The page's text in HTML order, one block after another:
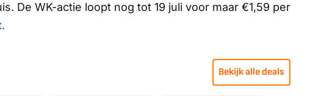
De WK-actie loopt nog tot 19 juli voor maar €1,59 per
Bekijk alle deals